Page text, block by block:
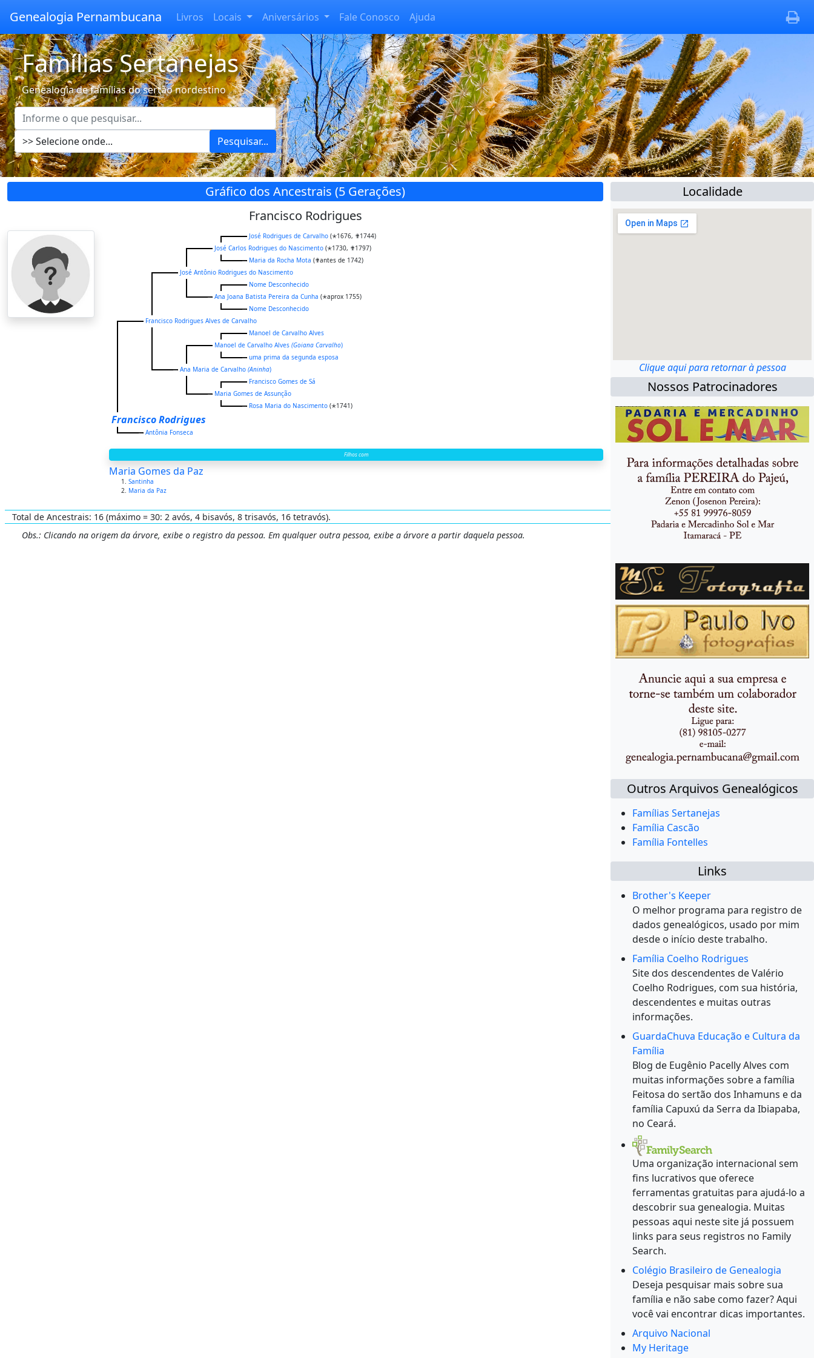
Genealogia Pernambucana Livros Locais Aniversários Fale Conosco Ajuda
Famílias Sertanejas
Genealogia de famílias do sertão nordestino
Pesquisar...
Gráfico dos Ancestrais (5 Gerações)
Francisco Rodrigues
José Rodrigues de Carvalho (✭1676, ✟1744)
José Carlos Rodrigues do Nascimento (✭1730, ✟1797)
Maria da Rocha Mota (✟antes de 1742)
José Antônio Rodrigues do Nascimento
Nome Desconhecido
Ana Joana Batista Pereira da Cunha (✭aprox 1755)
Nome Desconhecido
Francisco Rodrigues Alves de Carvalho
Manoel de Carvalho Alves
Manoel de Carvalho Alves (Goiana Carvalho)
uma prima da segunda esposa
Ana Maria de Carvalho (Aninha)
Francisco Gomes de Sá
Maria Gomes de Assunção
Rosa Maria do Nascimento (✭1741)
Francisco Rodrigues
Antônia Fonseca
Filhos com
Maria Gomes da Paz
Santinha
Maria da Paz
Total de Ancestrais: 16 (máximo = 30: 2 avós, 4 bisavós, 8 trisavós, 16 tetravós).
Obs.: Clicando na origem da árvore, exibe o registro da pessoa. Em qualquer outra pessoa, exibe a árvore a partir daquela pessoa.
Localidade
Clique aqui para retornar à pessoa
Nossos Patrocinadores
Outros Arquivos Genealógicos
Famílias Sertanejas
Família Cascão
Família Fontelles
Links
Brother's Keeper
O melhor programa para registro de
dados genealógicos, usado por mim
desde o início deste trabalho.
Família Coelho Rodrigues
Site dos descendentes de Valério
Coelho Rodrigues, com sua história,
descendentes e muitas outras
informações.
GuardaChuva Educação e Cultura da
Família
Blog de Eugênio Pacelly Alves com
muitas informações sobre a família
Feitosa do sertão dos Inhamuns e da
família Capuxú da Serra da Ibiapaba,
no Ceará.
Uma organização internacional sem
fins lucrativos que oferece
ferramentas gratuitas para ajudá-lo a
descobrir sua genealogia. Muitas
pessoas aqui neste site já possuem
links para seus registros no Family
Search.
Colégio Brasileiro de Genealogia
Deseja pesquisar mais sobre sua
família e não sabe como fazer? Aqui
você vai encontrar dicas importantes.
Arquivo Nacional
My Heritage